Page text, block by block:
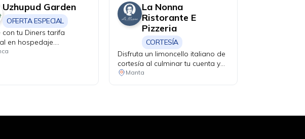
Uzhupud Garden
OFERTA ESPECIAL
con tu Diners tarifa
en hospedaje.
matrimonial o doble,
La Nonna
Ristorante E
Pizzeria
CORTESÍA
Disfruta un limoncello italiano de
cortesía al culminar tu cuenta y
haz que tu velada tenga un final
Manta